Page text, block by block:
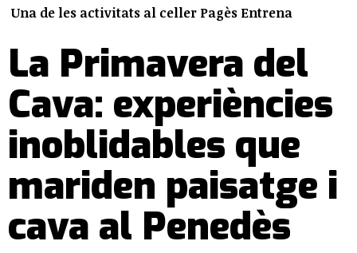
Una de les activitats al celler Pagès Entrena
La Primavera del
Cava: experiències
inoblidables que
mariden paisatge i
cava al Penedès